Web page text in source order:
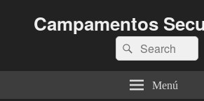
Campamentos
Buscar
por:
Buscar
Menú